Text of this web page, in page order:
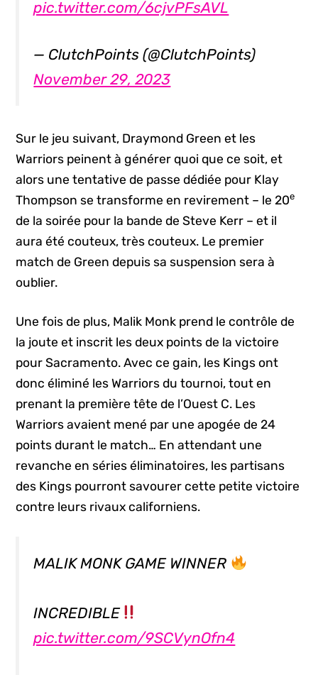
pic.twitter.com/6cjvPFsAVL
— ClutchPoints (@ClutchPoints)
November 29, 2023
Sur le jeu suivant, Draymond Green et les
Warriors peinent à générer quoi que ce soit, et
alors une tentative de passe dédiée pour Klay
Thompson se transforme en revirement – le 20e
de la soirée pour la bande de Steve Kerr – et il
aura été couteux, très couteux. Le premier
match de Green depuis sa suspension sera à
oublier.
Une fois de plus, Malik Monk prend le contrôle de
la joute et inscrit les deux points de la victoire
pour Sacramento. Avec ce gain, les Kings ont
donc éliminé les Warriors du tournoi, tout en
prenant la première tête de l’Ouest C. Les
Warriors avaient mené par une apogée de 24
points durant le match… En attendant une
revanche en séries éliminatoires, les partisans
des Kings pourront savourer cette petite victoire
contre leurs rivaux californiens.
MALIK MONK GAME WINNER
INCREDIBLE
pic.twitter.com/9SCVynOfn4